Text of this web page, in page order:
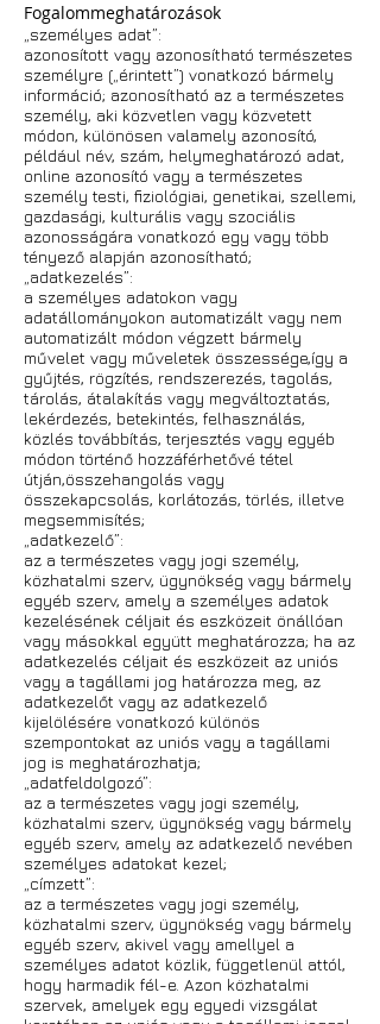
Fogalommeghatározások
„személyes adat”:
azonosított vagy azonosítható természetes
személyre („érintett”) vonatkozó bármely
információ; azonosítható az a természetes
személy, aki közvetlen vagy közvetett
módon, különösen valamely azonosító,
például név, szám, helymeghatározó adat,
online azonosító vagy a természetes
személy testi, fiziológiai, genetikai, szellemi,
gazdasági, kulturális vagy szociális
azonosságára vonatkozó egy vagy több
tényező alapján azonosítható;
„adatkezelés”:
a személyes adatokon vagy
adatállományokon automatizált vagy nem
automatizált módon végzett bármely
művelet vagy műveletek összessége,így a
gyűjtés, rögzítés, rendszerezés, tagolás,
tárolás, átalakítás vagy megváltoztatás,
lekérdezés, betekintés, felhasználás,
közlés továbbítás, terjesztés vagy egyéb
módon történő hozzáférhetővé tétel
útján,összehangolás vagy
összekapcsolás, korlátozás, törlés, illetve
megsemmisítés;
„adatkezelő”:
az a természetes vagy jogi személy,
közhatalmi szerv, ügynökség vagy bármely
egyéb szerv, amely a személyes adatok
kezelésének céljait és eszközeit önállóan
vagy másokkal együtt meghatározza; ha az
adatkezelés céljait és eszközeit az uniós
vagy a tagállami jog határozza meg, az
adatkezelőt vagy az adatkezelő
kijelölésére vonatkozó különös
szempontokat az uniós vagy a tagállami
jog is meghatározhatja;
„adatfeldolgozó”:
az a természetes vagy jogi személy,
közhatalmi szerv, ügynökség vagy bármely
egyéb szerv, amely az adatkezelő nevében
személyes adatokat kezel;
„címzett”:
az a természetes vagy jogi személy,
közhatalmi szerv, ügynökség vagy bármely
egyéb szerv, akivel vagy amellyel a
személyes adatot közlik, függetlenül attól,
hogy harmadik fél-e. Azon közhatalmi
szervek, amelyek egy egyedi vizsgálat